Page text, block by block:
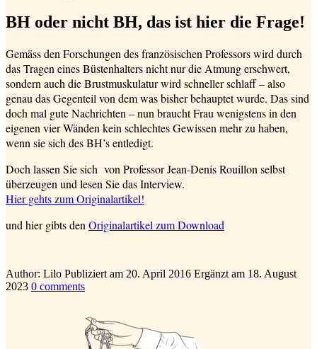
BH oder nicht BH, das ist hier die Frage!
Gemäss den Forschungen des französischen Professors wird durch
das Tragen eines Büstenhalters nicht nur die Atmung erschwert,
sondern auch die Brustmuskulatur wird schneller schlaff – also
genau das Gegenteil von dem was bisher behauptet wurde. Das sind
doch mal gute Nachrichten – nun braucht Frau wenigstens in den
eigenen vier Wänden kein schlechtes Gewissen mehr zu haben,
wenn sie sich des BH’s entledigt.
Doch lassen Sie sich von Professor Jean-Denis Rouillon selbst
überzeugen und lesen Sie das Interview.
Hier gehts zum Originalartikel!
und hier gibts den Originalartikel zum Download
Author: Lilo Publiziert am 20. April 2016 Ergänzt am 18. August
2023 0 comments